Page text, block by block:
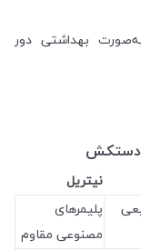
بهداشتی دور
دستکش
نیتریل
پلیمرهای
مصنوعی مقاوم